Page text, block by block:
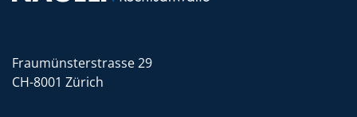
Fraumünsterstrasse 29
CH-8001 Zürich